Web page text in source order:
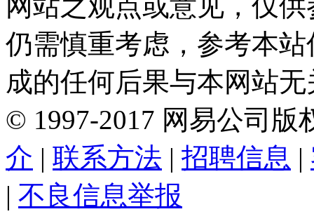
仍需慎重考虑，参考本
成的任何后果与本网站
© 1997-2017 网易公司版
介 | 联系方法 | 招聘信息 |
| 不良信息举报